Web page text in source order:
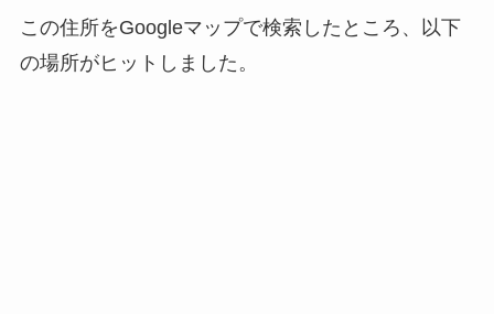
この住所をGoogleマップで検索したところ、以下
の場所がヒットしました。